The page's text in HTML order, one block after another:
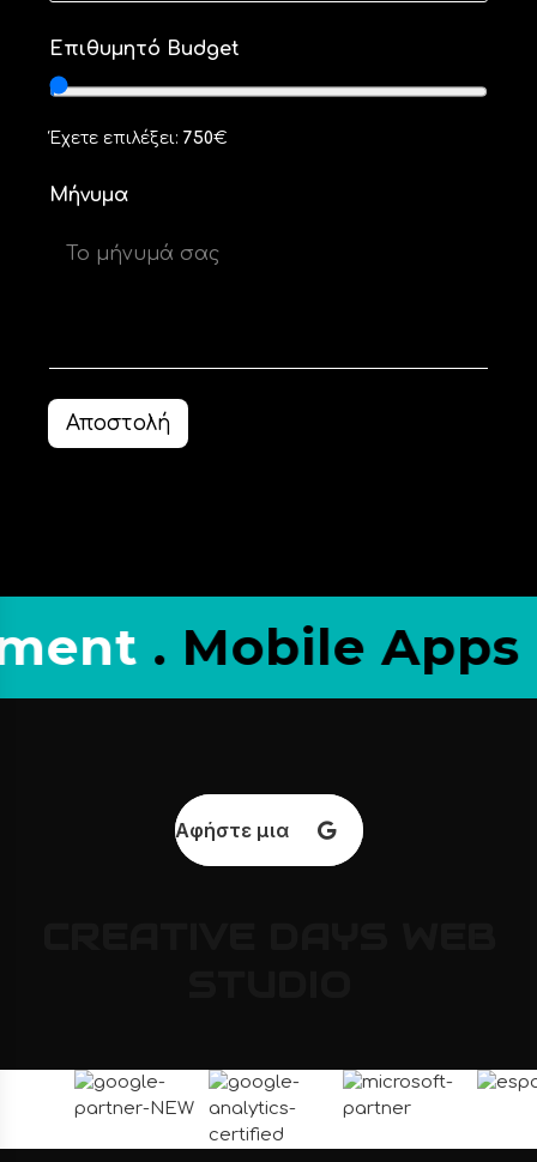
θ
μ
τ
Επιθυμητό Budget
Έχετε επιλέξει: 750€
Μήνυμα
Αποστολή
Apps .Flower
Αφήστε μια κριτική